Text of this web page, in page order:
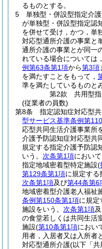
るものとする。
5
単独型・併設型指定介
が単独型・併設型指定認
を併せて受け，かつ，単
対応型通所介護の事業と
通所介護の事業とが同一
れている場合については，
例第63条第1項から第3項
を満たすことをもって，
準を満たしているものと
第2款
共用型
(従業者の員数)
第8条
指定認知症対応型
型サービス基準条例第
応型共同生活介護事業所
介護予防認知症対応型共
規定する指定介護予防認
いう。 次条第1項におい
指定地域密着型特定施設(
第129条第1項に規定する
次条第1項及び第44条第6
地域密着型介護老人福祉
条例第150条第1項に規定
施設をいう。 次条第1項
の食堂若しくは共同生活
施設(第10条第1項におい
用者，入居者又は入所者
対応型通所介護(以下「共